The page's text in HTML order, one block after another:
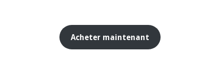
Acheter maintenant